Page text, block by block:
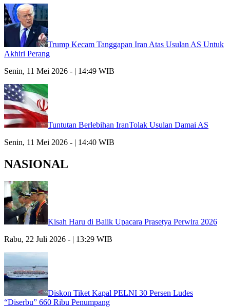
Trump Kecam Tanggapan Iran Atas Usulan AS Untuk
Akhiri Perang
Senin, 11 Mei 2026 - | 14:49 WIB
Tuntutan Berlebihan IranTolak Usulan Damai AS
Senin, 11 Mei 2026 - | 14:40 WIB
NASIONAL
Kisah Haru di Balik Upacara Prasetya Perwira 2026
Rabu, 22 Juli 2026 - | 13:29 WIB
Diskon Tiket Kapal PELNI 30 Persen Ludes
“Diserbu” 660 Ribu Penumpang